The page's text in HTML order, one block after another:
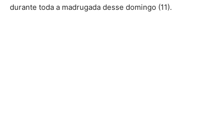
durante toda a madrugada desse domingo (11).